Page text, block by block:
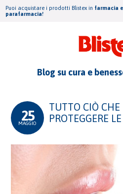
Puoi acquistare i prodotti Blistex in farmacia e
parafarmacia!
Blog su cura e
25
MAGGIO
TUTTO CIÒ CHE
PROTEGGERE